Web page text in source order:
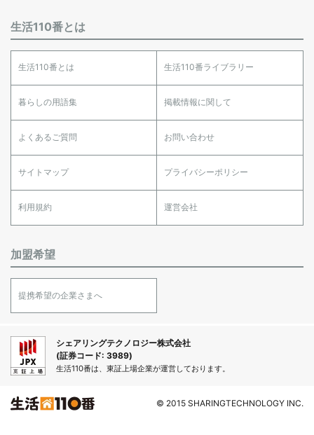
生活110番とは
生活110番とは 生活110番ライブラリー
暮らしの用語集 掲載情報に関して
よくあるご質問 お問い合わせ
サイトマップ プライバシーポリシー
利用規約 運営会社
加盟希望
提携希望の企業さまへ
シェアリングテクノロジー株式会社
(証券コード: 3989)
生活110番は、東証上場企業が運営しております。
© 2015 SHARINGTECHNOLOGY INC.